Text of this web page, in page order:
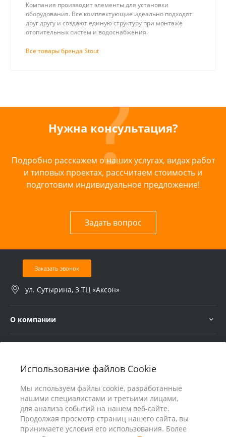
Использование файлов Cookie
Мы используем файлы cookie, разработанные
нашими специалистами и третьими лицами,
для анализа событий на нашем веб-сайте.
Продолжая просмотр страниц нашего сайта, вы
принимаете условия его использования. Более
Компания производит элементы для установки
оборудования. Все комплектующие идеально подходят
друг другу и создают единую структуру при монтаже
отопительных систем и водоснабжения.
Все товары бренда Stout
Нужна консультация?
Подробно расскажем о наших услугах, видах работ
и типовых проектах, рассчитаем стоимость и
подготовим индивидуальное предложение!
Задать вопрос
Заказать звонок
ул. Сутырина, 3 ТЦ «Аксон»
О компании